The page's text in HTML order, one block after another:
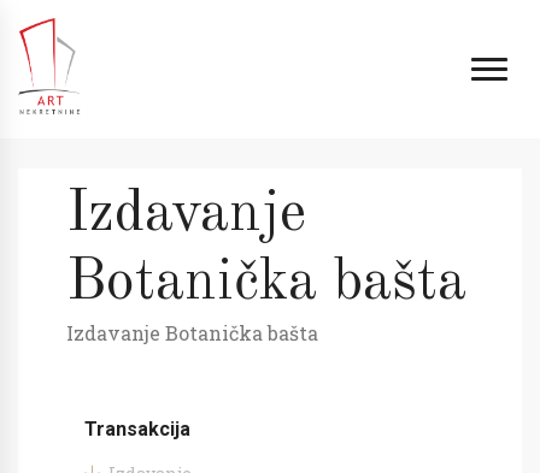
Izdavanje
Botanička bašta
Izdavanje Botanička bašta
Transakcija